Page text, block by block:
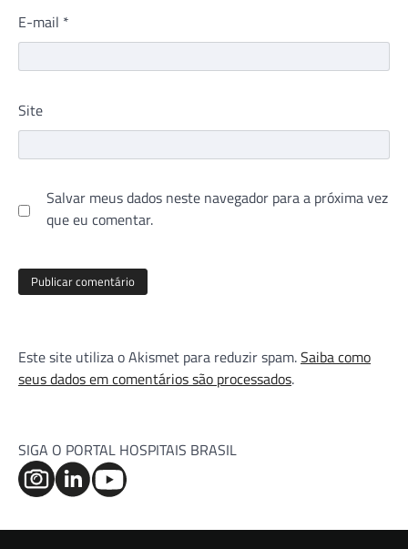
E-mail *
Site
Salvar meus dados neste navegador para a próxima vez
que eu comentar.
Este site utiliza o Akismet para reduzir spam.Saiba como
seus dados em comentários são processados.
SIGA O PORTAL HOSPITAIS BRASIL